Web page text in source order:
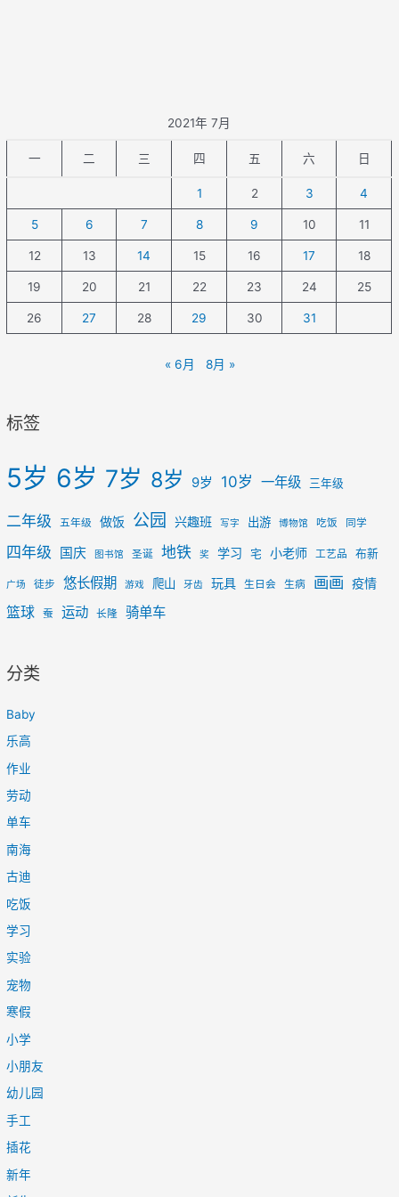
2021年 7月
一 二 三 四 五 六 日
1 2 3 4
5 6 7 8 9 10 11
12 13 14 15 16 17 18
19 20 21 22 23 24 25
26 27 28 29 30 31
« 6月 8月 »
标签
5岁 6岁 7岁 8岁 9岁 10岁 一年级 三年级
二年级 五年级 做饭 公园 兴趣班 写字 出游 博物馆 吃饭 同学
四年级 国庆 图书馆 圣诞 地铁 奖 学习 宅 小老师 工艺品 布新
广场 徒步 悠长假期 游戏 爬山 牙齿 玩具 生日会 生病 画画 疫情
篮球 蚕 运动 长隆 骑单车
分类
Baby
乐高
作业
劳动
单车
南海
古迪
吃饭
学习
实验
宠物
寒假
小学
小朋友
幼儿园
手工
插花
新年